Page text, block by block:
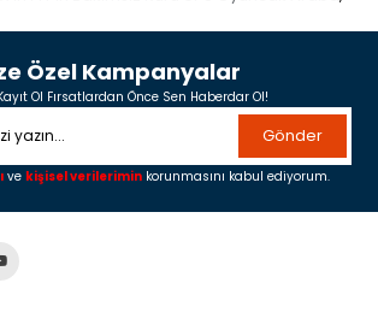
Özel Kampanyalar
Ol Fırsatlardan Önce Sen Haberdar Ol!
Gönder
ve kişisel verilerimin korunmasını kabul ediyorum.